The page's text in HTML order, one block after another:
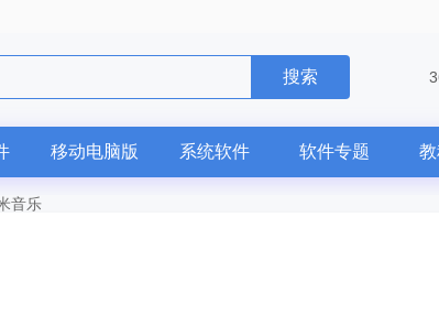
搜索
移动电脑版 系统软件 软件专题
音乐